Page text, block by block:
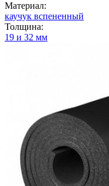
Материал:
каучук вспененный
Толщина:
19 и 32 мм